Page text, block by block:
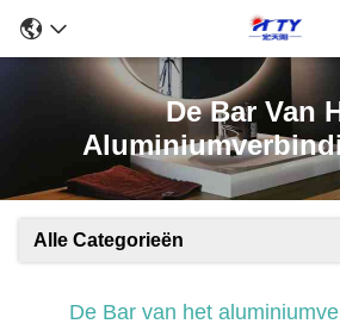
De Bar Van
Alle Categorieën
De Bar van het